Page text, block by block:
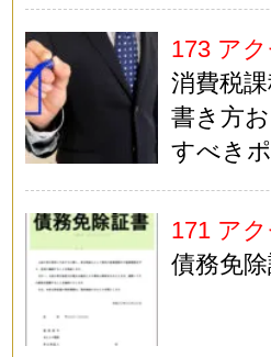
173 ア
消費税
書き方
すべき
171 ア
債務免